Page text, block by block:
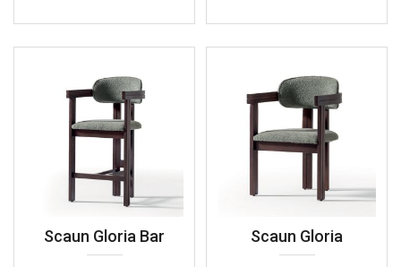
Scaun Gloria Bar Scaun Gloria